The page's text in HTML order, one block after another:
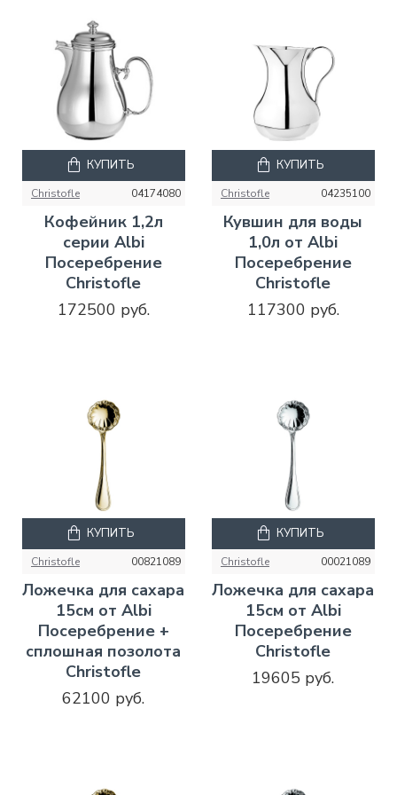
Christofle 04174080
Кофейник 1,2л
серии Albi
Посеребрение
Christofle
172500 руб.
КУПИТЬ
Christofle 04235100
Кувшин для воды
1,0л от Albi
Посеребрение
Christofle
117300 руб.
КУПИТЬ
Christofle 00821089
Ложечка для сахара
15см от Albi
Посеребрение +
сплошная позолота
Christofle
62100 руб.
КУПИТЬ
Christofle 00021089
Ложечка для сахара
15см от Albi
Посеребрение
Christofle
19605 руб.
КУПИТЬ